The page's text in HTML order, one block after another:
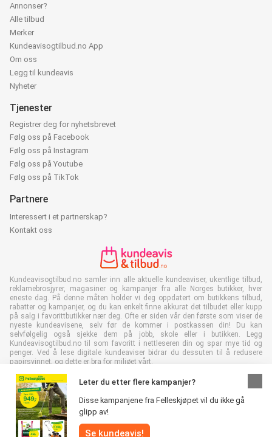
Leter du etter flere kampanjer?
Disse kampanjene fra Felleskjøpet vil du ikke gå
glipp av!
Se kundeavis!
Annonser?
Alle tilbud
Merker
Kundeavisogtilbud.no App
Om oss
Legg til kundeavis
Nyheter
Tjenester
Registrer deg for nyhetsbrevet
Følg oss på Facebook
Følg oss på Instagram
Følg oss på Youtube
Følg oss på TikTok
Partnere
Interessert i et partnerskap?
Kontakt oss
Kundeavisogtilbud.no samler inn alle aktuelle kundeaviser, ukentlige tilbud,
reklamebrosjyrer, magasiner og kampanjer fra alle Norges butikker, hver
eneste dag. På denne måten holder vi deg oppdatert om butikkens tilbud,
rabatter og kampanjer, og du kan enkelt finne akkurat det tilbudet eller kupp
på salg i favorittbutikker nær deg. Ofte er siden vår den første som viser de
nyeste kundeavisene, selv før de kommer i postkassen din! Du kan
selvfølgelig også sjekke dem på jobb, skole eller i butikken. Legg
Kundeavisogtilbud.no til som favoritt i nettleseren din og spar mye tid og
penger. Ved å lese digitale kundeaviser bidrar du dessuten til å redusere
papirsvinnet, og dette er bra for miljøet vårt.
Alle rettigheter forbeholdt © Kundeavisogtilbud.no 2026 |
Ansvarsfraskrivelse|Vilkår og betingelser